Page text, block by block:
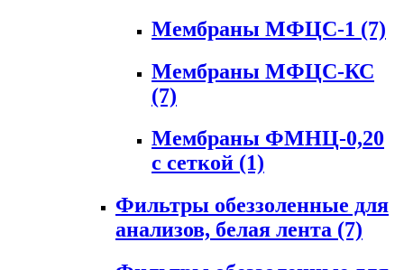
Мембраны МФЦС-1 (7)
Мембраны МФЦС-КС
(7)
Мембраны ФМНЦ-0,20
с сеткой (1)
Фильтры обеззоленные для
анализов, белая лента (7)